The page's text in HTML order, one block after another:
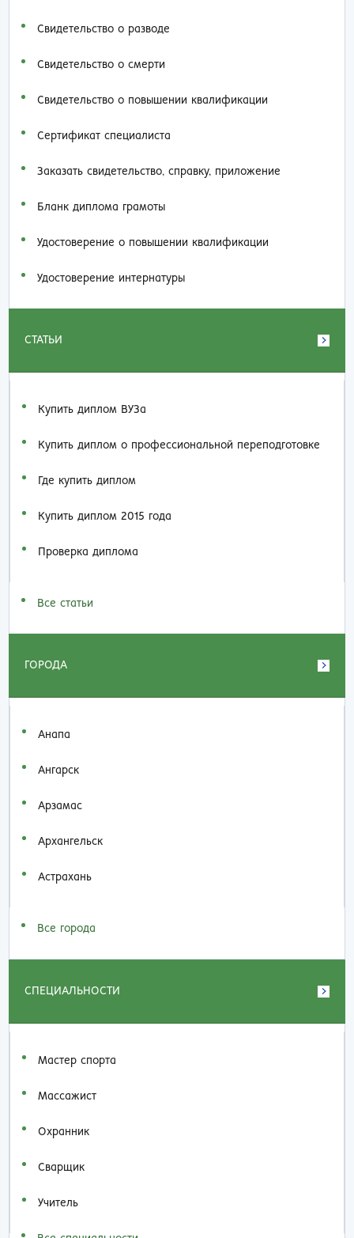
Свидетельство о разводе
Свидетельство о смерти
Свидетельство о повышении квалификации
Сертификат специалиста
Заказать cвидетельство, справку, приложение
Бланк диплома грамоты
Удостоверение о повышении квалификации
Удостоверение интернатуры
СТАТЬИ
Купить диплом ВУЗа
Купить диплом о профессиональной переподготовке
Где купить диплом
Купить диплом 2015 года
Проверка диплома
Все статьи
ГОРОДА
Анапа
Ангарск
Арзамас
Архангельск
Астрахань
Все города
СПЕЦИАЛЬНОСТИ
Мастер спорта
Массажист
Охранник
Сварщик
Учитель